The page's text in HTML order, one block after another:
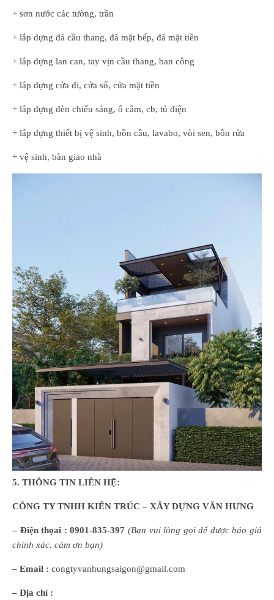
+ sơn nước các tường, trần
+ lắp dựng đá cầu thang, đá mặt bếp, đá mặt tiền
+ lắp dựng lan can, tay vịn cầu thang, ban công
+ lắp dựng cửa đi, cửa sổ, cửa mặt tiền
+ lắp dựng đèn chiếu sáng, ổ cắm, cb, tủ điện
+ lắp dựng thiết bị vệ sinh, bồn cầu, lavabo, vòi sen, bồn rửa
+ vệ sinh, bàn giao nhà
5. THÔNG TIN LIÊN HỆ:
CÔNG TY TNHH KIẾN TRÚC – XÂY DỰNG VĂN HƯNG
– Điện thọai : 0901-835-397 (Bạn vui lòng gọi để được báo giá
chính xác. cảm ơn bạn)
– Email : congtyvanhungsaigon@gmail.com
– Địa chỉ :